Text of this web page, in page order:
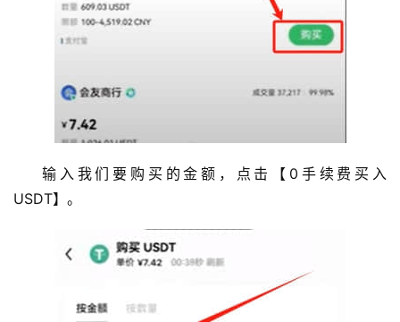
输入我们要购买的金额，点击【0手续费买入
USDT】。